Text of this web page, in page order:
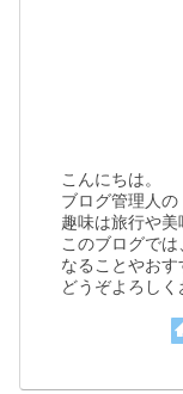
こんにちは。
ブログ管理人の
趣味は旅行や美
このブログで
なることやおす
どうぞよろしく